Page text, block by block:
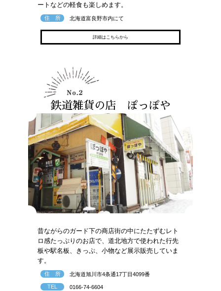
ートなどの軽食も楽しめます。
住 所 北海道富良野市内にて
詳細はこちらから
鉄道雑貨の店 ぽっぽや
昔ながらのガード下の商店街の中にたたずむレト
ロ感たっぷりのお店で、道北地方で使われた行先
板や駅名板、きっぷ、小物など展示販売していま
す。
住 所 北海道旭川市4条通17丁目4099番
TEL 0166-74-6604